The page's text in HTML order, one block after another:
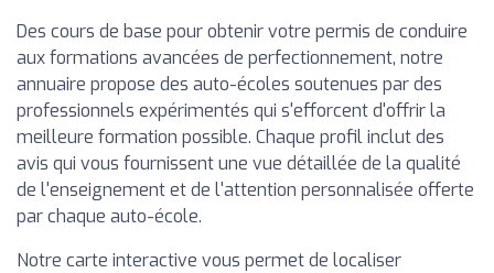
Des cours de base pour obtenir votre permis de conduire
aux formations avancées de perfectionnement, notre
annuaire propose des auto-écoles soutenues par des
professionnels expérimentés qui s'efforcent d'offrir la
meilleure formation possible. Chaque profil inclut des
avis qui vous fournissent une vue détaillée de la qualité
de l'enseignement et de l'attention personnalisée offerte
par chaque auto-école.
Notre carte interactive vous permet de localiser